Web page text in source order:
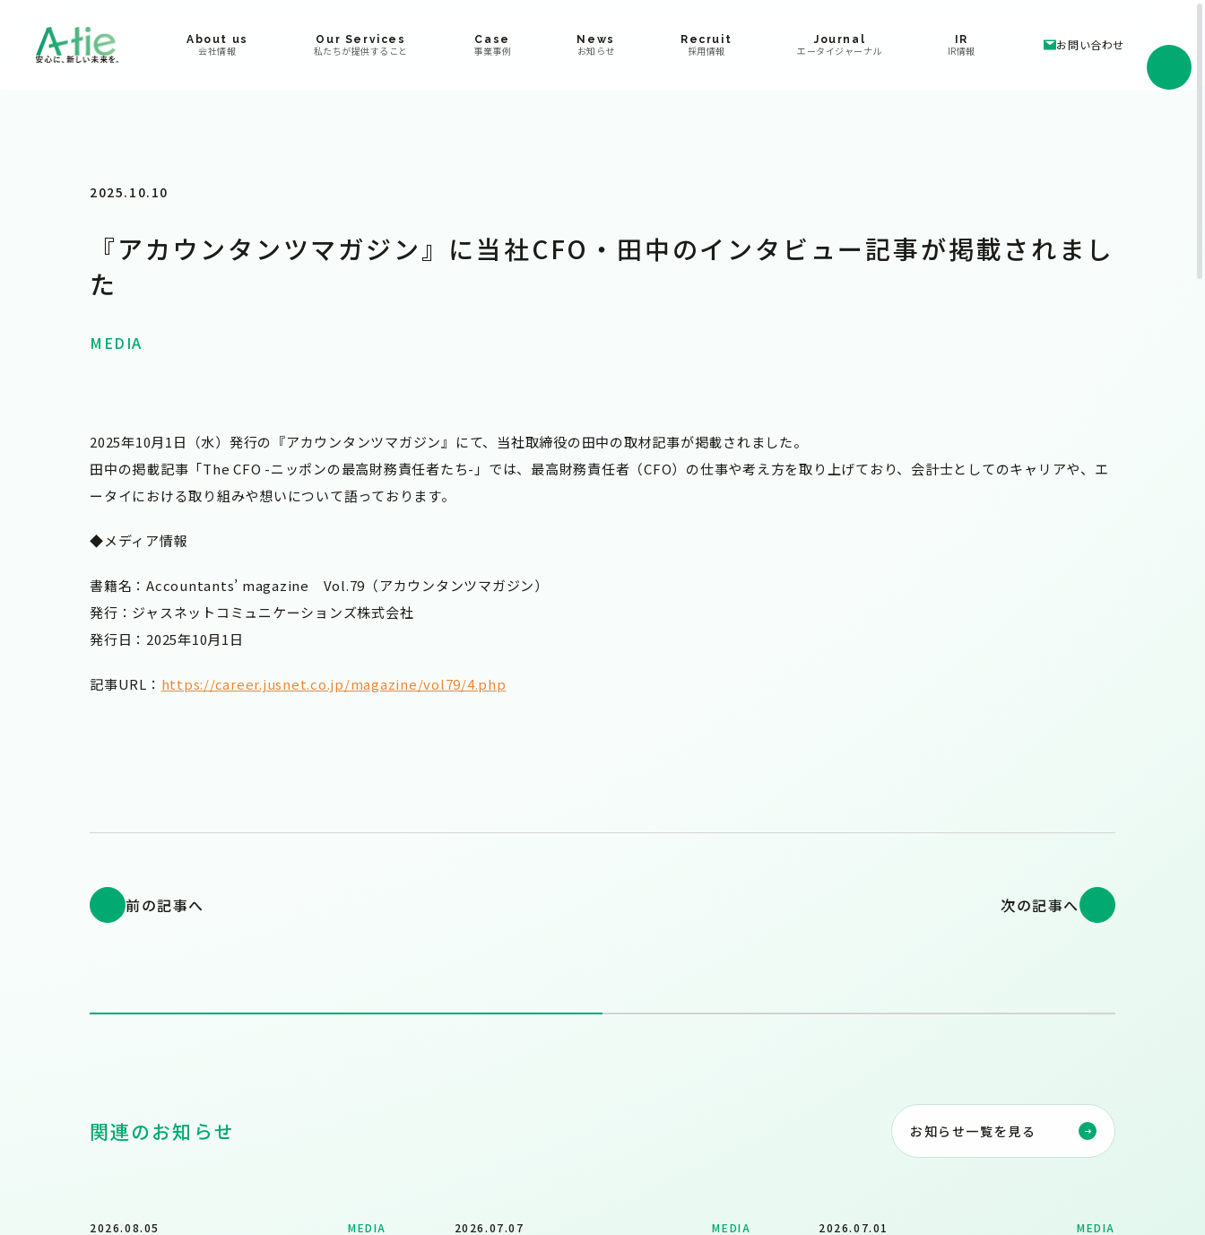
About us
会社情報
Our Services
私たちが提供すること
Case
事業事例
News
お知らせ
Recruit
採用情報
Journal
エータイジャーナル
IR
IR情報 お問い合わせ
2025.10.10
『アカウンタンツマガジン』に当社CFO・田中のインタビュー記事が掲載されまし
た
MEDIA
2025年10月1日（水）発行の『アカウンタンツマガジン』にて、当社取締役の田中の取材記事が掲載されました。
田中の掲載記事「The CFO -ニッポンの最高財務責任者たち-」では、最高財務責任者（CFO）の仕事や考え方を取り上げており、会計士としてのキャリアや、エ
ータイにおける取り組みや想いについて語っております。
◆メディア情報
書籍名：Accountants’ magazine Vol.79（アカウンタンツマガジン）
発行：ジャスネットコミュニケーションズ株式会社
発行日：2025年10月1日
記事URL： https://career.jusnet.co.jp/magazine/vol79/4.php
前の記事へ 次の記事へ
関連のお知らせ お知らせ一覧を見る
2026.08.05 MEDIA 2026.07.07 MEDIA 2026.07.01 MEDIA